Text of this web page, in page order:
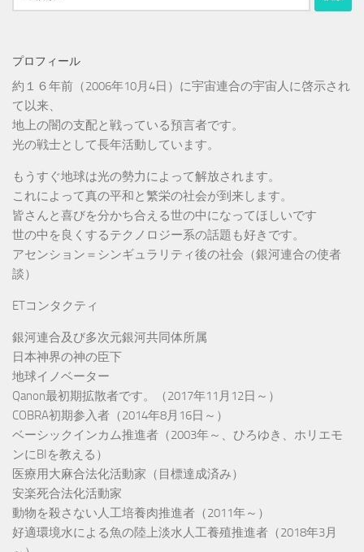
索:
プロフィール
約１６年前（2006年10月4日）に宇宙連合の宇宙人に啓示され
て以来、
地上の闇の支配と戦っている預言者です。
光の戦士として長年活動しています。
もうすぐ地球は光の勢力によって解放されます。
これによって真の平和と繁栄の社会が到来します。
皆さんと喜びを分かち合える世の中になってほしいです
世の中を良くするテクノロジー系の話題も好きです。
アセンション＝シンギュラリティ後の社会（銀河連合の使者
談）
ETコンタクティ
銀河連合及び多次元銀河共同体所属
日本神界の神の臣下
地球イノベーター
Qanon最初期拡散者です。（2017年11月12日～）
COBRA初期参入者（2014年8月16日～）
ベーシックインカム推進者（2003年～、ひろゆき、ホリエモ
ンにBIを教える）
医療用大麻合法化活動家（目標達成済み）
安楽死合法化活動家
動物を殺さない人工培養肉推進者（2011年～）
好適環境水による魚の陸上淡水人工養殖推進者（2018年3月